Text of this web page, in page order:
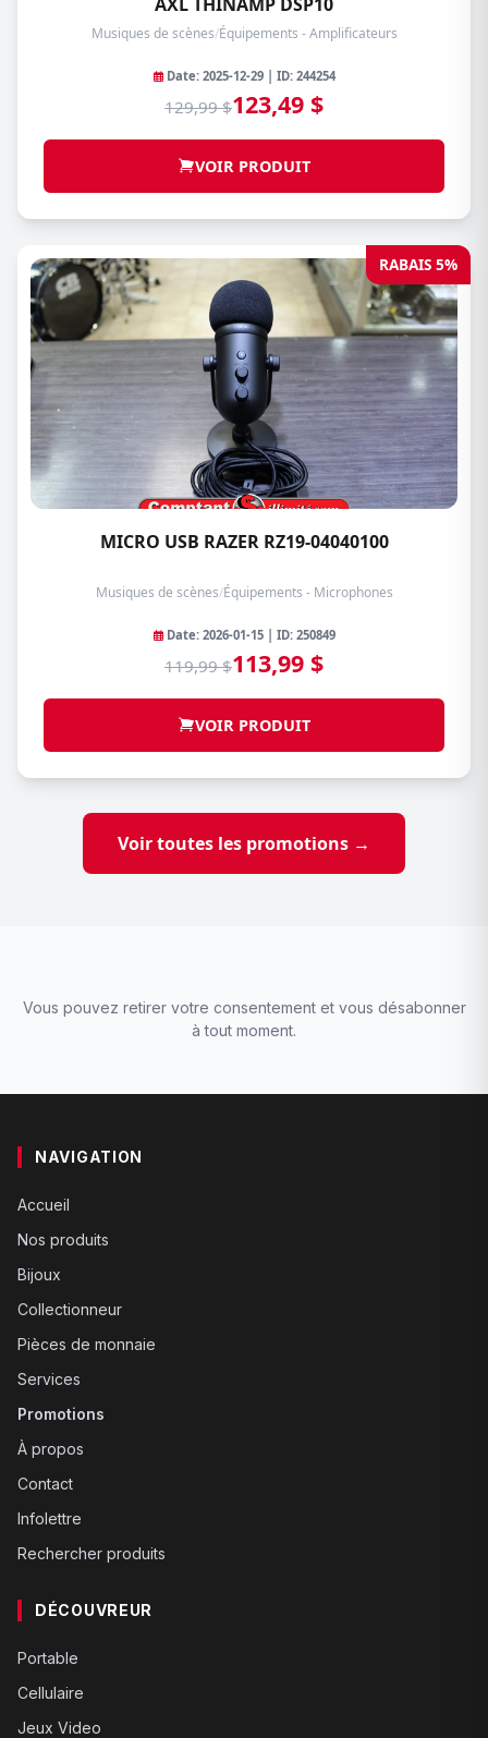
Musiques de scènes/Équipements - Amplificateurs
Date: 2025-12-29 | ID: 244254
129,99 $123,49 $
VOIR PRODUIT
RABAIS 5%
MICRO USB RAZER RZ19-04040100
Musiques de scènes/Équipements - Microphones
Date: 2026-01-15 | ID: 250849
119,99 $113,99 $
VOIR PRODUIT
Voir toutes les promotions →
Vous pouvez retirer votre consentement et vous désabonner
à tout moment.
NAVIGATION
Accueil
Nos produits
Bijoux
Collectionneur
Pièces de monnaie
Services
Promotions
À propos
Contact
Infolettre
Rechercher produits
DÉCOUVREUR
Portable
Cellulaire
Jeux Video